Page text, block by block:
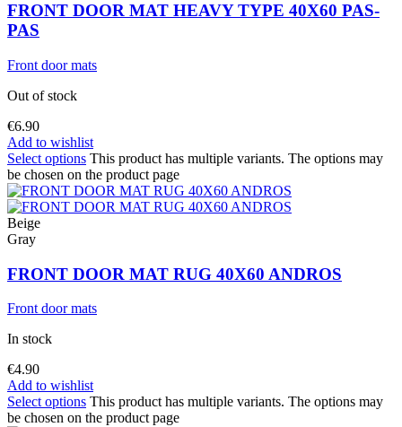
FRONT DOOR MAT HEAVY TYPE 40X60 PAS-
PAS
Front door mats
Out of stock
€6.90
Add to wishlist
Select options This product has multiple variants. The options may
be chosen on the product page
Beige
Gray
FRONT DOOR MAT RUG 40X60 ANDROS
Front door mats
In stock
€4.90
Add to wishlist
Select options This product has multiple variants. The options may
be chosen on the product page